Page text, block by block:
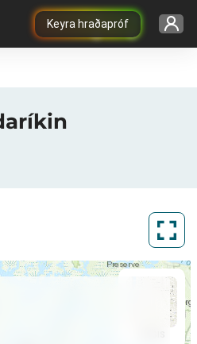
Keyra hraðapróf